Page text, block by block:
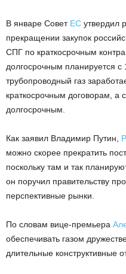
В январе Совет ЕС утвердил
прекращении закупок
СПГ по краткосрочным
долгосрочным планируется
трубопроводный газ
краткосрочным договорам, а
долгосрочным.
Как заявил Владимир Путин,
можно скорее прекратить
поскольку там и так
он поручил правительству
перспективные рынки.
По словам вице-премьера
обеспечивать газом
длительные конструктивные